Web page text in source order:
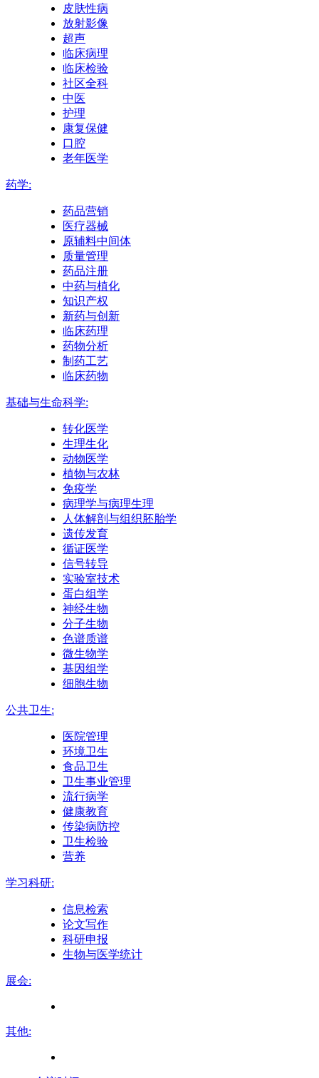
皮肤性病
放射影像
超声
临床病理
临床检验
社区全科
中医
护理
康复保健
口腔
老年医学
药学:
药品营销
医疗器械
原辅料中间体
质量管理
药品注册
中药与植化
知识产权
新药与创新
临床药理
药物分析
制药工艺
临床药物
基础与生命科学:
转化医学
生理生化
动物医学
植物与农林
免疫学
病理学与病理生理
人体解剖与组织胚胎学
遗传发育
循证医学
信号转导
实验室技术
蛋白组学
神经生物
分子生物
色谱质谱
微生物学
基因组学
细胞生物
公共卫生:
医院管理
环境卫生
食品卫生
卫生事业管理
流行病学
健康教育
传染病防控
卫生检验
营养
学习科研:
信息检索
论文写作
科研申报
生物与医学统计
展会:
其他: